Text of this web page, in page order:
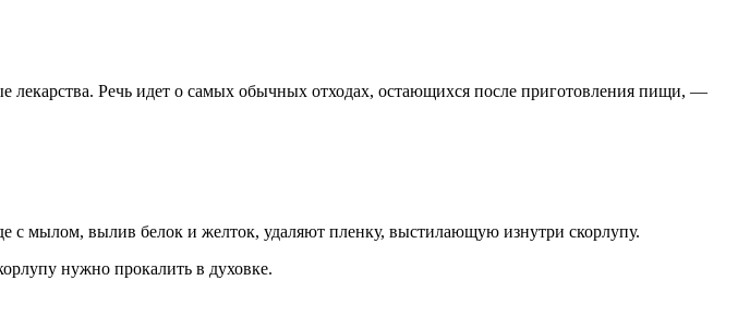
лекарства. Речь идет о самых обычных отходах, остающихся после приготовления пищи, —
с мылом, вылив белок и желток, удаляют пленку, выстилающую изнутри скорлупу.
нужно прокалить в духовке.